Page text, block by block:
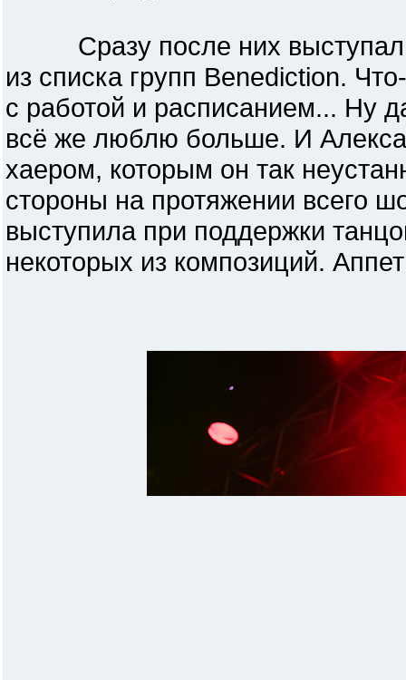
Сразу после них
из списка групп Benediction.
с работой и расписанием... Ну
всё же люблю больше. И
хаером, которым он так
стороны на протяжении всего
выступила при поддержки
некоторых из композиций.